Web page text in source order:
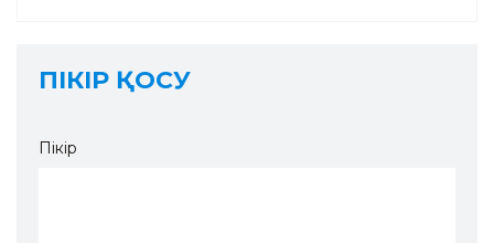
ПІКІР ҚОСУ
Пікір